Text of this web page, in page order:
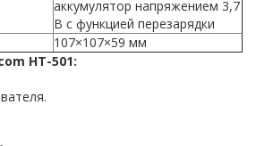
аккумулятор напряжением 3,7
В с функцией перезарядки
107×107×59 мм
HT-501: